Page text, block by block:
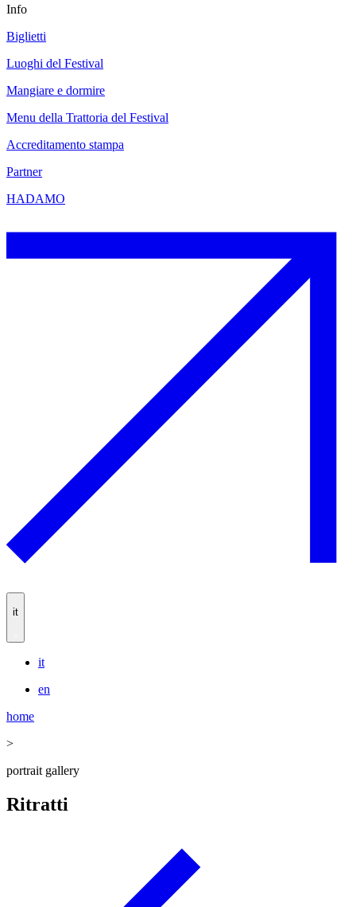
Info
Biglietti
Luoghi del Festival
Mangiare e dormire
Menu della Trattoria del Festival
Accreditamento stampa
Partner
HADAMO
it
it
en
home
>
portrait gallery
Ritratti